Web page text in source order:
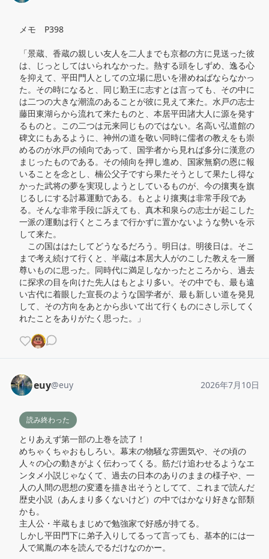
メモ　P398
「景蔵、香蔵の親しい友人を二人までも京都の方に見送った彼
は、じっとしてはいられなかった。熱する頭をしずめ、逸る心
を抑えて、平田門人としての立場に思いを潜めねばならなかっ
た。その時になると、同じ勤王に志すとは言っても、その中に
は二つの大きな潮流のあることが彼に見えて来た。水戸の志士
藤田東湖らから流れて来たものと、本居平田諸大人に源を発す
るものと。この二つは元来同じものではない。名高い弘道館の
碑文にもあるように、神州の道を敬い同時に儒者の教えをも崇
めるのが水戸の傾向であって、国学者から見れば多分に漢意の
まじったものである。その傾向を押し進め、国家無窮の恩に報
いることを念とし、楠公父子ですら果たそうとして果たし得な
かった武将の夢を実現しようとしているものが、今の攘夷を旗
じるしにする討幕運動である。もとより攘夷は非常手段であ
る。そんな非常手段に訴えても、真木和泉らの志士が起こした
一派の運動は行くところまで行かずに置かないような勢いを示
して来た。
この国ははたしてどうなるだろう。明日は。明後日は。そこ
まで考え続けて行くと、半蔵は本居大人がのこした教えを一層
尊いものに思った。同時代に満足しなかったところから、過去
に探求の目を向けた先人はもとより多い。その中でも、最も遠
い古代に着眼した宣長のような国学者が、最も新しい道を発見
して、その方向をあとから歩いて出て行くものにさし示してく
れたことをありがたく思った。」
euy@euy 2026年7月10日
読み終わった
とりあえず第一部の上巻を読了！
めちゃくちゃおもしろい。幕末の物騒な雰囲気や、その頃の
人々の心の動きがよく伝わってくる。筋だけ追わせるようなエ
ンタメ小説じゃなくて、過去の日本のありのままの様子や、一
人の人間の思想の変遷を描き出そうとしてて、これまで読んだ
歴史小説（あんまり多くないけど）の中ではかなり好きな部類
かも。
主人公・半蔵もまじめで勉強家で好感が持てる。
しかし平田門下に弟子入りしてるって言っても、基本的には一
人で篤胤の本を読んでるだけなのかー。